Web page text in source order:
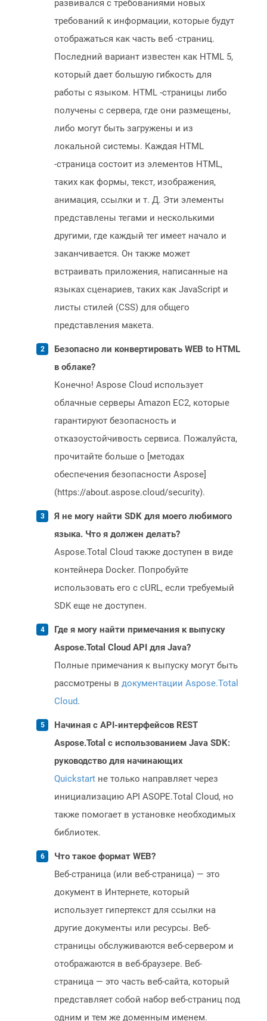
развивался с требованиями новых
требований к информации, которые будут
отображаться как часть веб -страниц.
Последний вариант известен как HTML 5,
который дает большую гибкость для
работы с языком. HTML -страницы либо
получены с сервера, где они размещены,
либо могут быть загружены и из
локальной системы. Каждая HTML
-страница состоит из элементов HTML,
таких как формы, текст, изображения,
анимация, ссылки и т. Д. Эти элементы
представлены тегами и несколькими
другими, где каждый тег имеет начало и
заканчивается. Он также может
встраивать приложения, написанные на
языках сценариев, таких как JavaScript и
листы стилей (CSS) для общего
представления макета.
Безопасно ли конвертировать WEB to HTML
в облаке?
Конечно! Aspose Cloud использует
облачные серверы Amazon EC2, которые
гарантируют безопасность и
отказоустойчивость сервиса. Пожалуйста,
прочитайте больше о [методах
обеспечения безопасности Aspose]
(https://about.aspose.cloud/security).
Я не могу найти SDK для моего любимого
языка. Что я должен делать?
Aspose.Total Cloud также доступен в виде
контейнера Docker. Попробуйте
использовать его с cURL, если требуемый
SDK еще не доступен.
Где я могу найти примечания к выпуску
Aspose.Total Cloud API для Java?
Полные примечания к выпуску могут быть
рассмотрены в документации Aspose.Total
Cloud.
Начиная с API-интерфейсов REST
Aspose.Total с использованием Java SDK:
руководство для начинающих
Quickstart не только направляет через
инициализацию API ASOPE.Total Cloud, но
также помогает в установке необходимых
библиотек.
Что такое формат WEB?
Веб-страница (или веб-страница) — это
документ в Интернете, который
использует гипертекст для ссылки на
другие документы или ресурсы. Веб-
страницы обслуживаются веб-сервером и
отображаются в веб-браузере. Веб-
страница — это часть веб-сайта, который
представляет собой набор веб-страниц под
одним и тем же доменным именем.